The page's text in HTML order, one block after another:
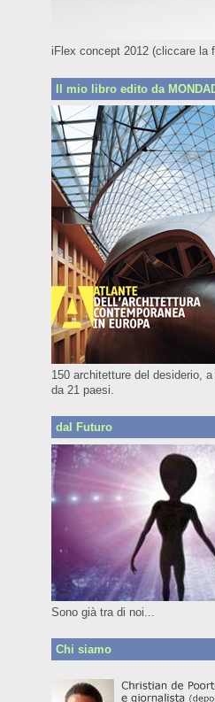
iFlex concept 2012 (cliccare la
Il mio libro edito da
150 architetture del desiderio,
da 21 paesi.
dal Futuro
Sono già tra di noi...
Chi siamo